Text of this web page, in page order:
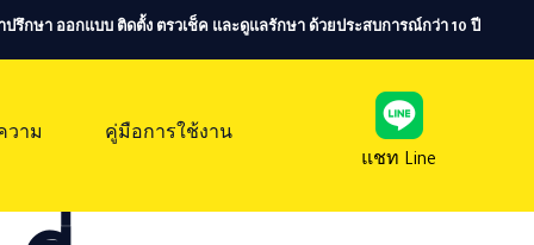
ปรึกษา ออกแบบ ติดตั้ง ตรวเช็ค และดูแลรักษา ด้วยประสบการณ์กว่า 10 ปี
วาม
คู่มือการใช้งาน
แชท Line